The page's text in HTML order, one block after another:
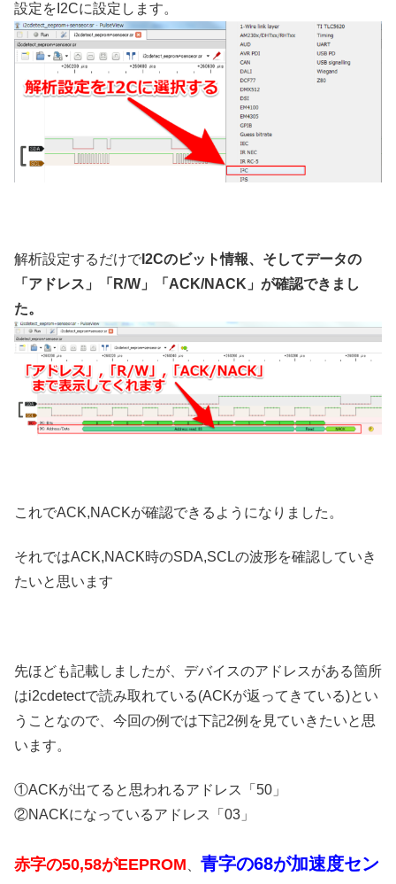
設定をI2Cに設定します。
解析設定するだけで I2Cのビット情報、そしてデータの
「アドレス」「R/W」「ACK/NACK」が確認できまし
た。
これでACK,NACKが確認できるようになりました。
それではACK,NACK時のSDA,SCLの波形を確認していき
たいと思います
先ほども記載しましたが、デバイスのアドレスがある箇所
はi2cdetectで読み取れている(ACKが返ってきている)とい
うことなので、今回の例では下記2例を見ていきたいと思
います。
①ACKが出てると思われるアドレス「50」
②NACKになっているアドレス「03」
赤字の50,58がEEPROM
青字の68が加速度セン